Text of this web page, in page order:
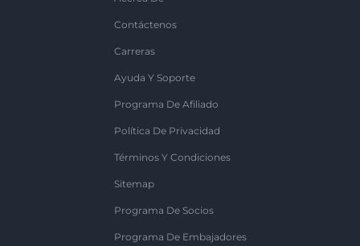
Contáctenos
Carreras
Ayuda Y Soporte
Programa De Afiliado
Política De Privacidad
Términos Y Condiciones
Sitemap
Programa De Socios
Programa De Embajadores